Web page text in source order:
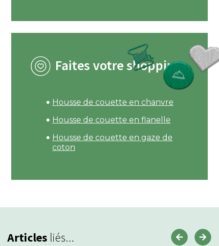
Faites votre shopping
Housse de couette en chanvre
Housse de couette en flanelle
Housse de couette en gaze de
coton
Articles liés...